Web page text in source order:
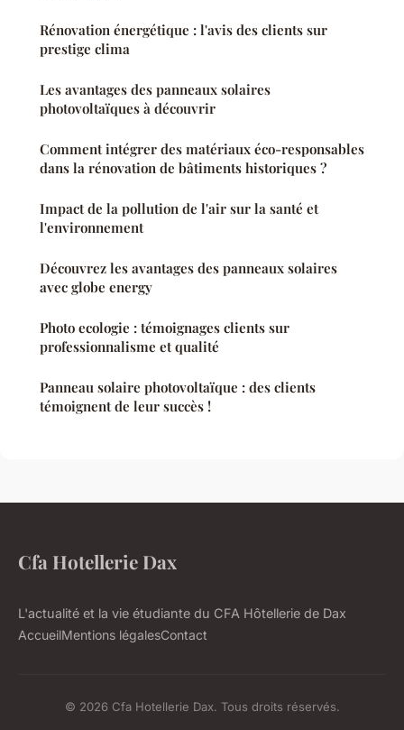
Rénovation énergétique : l'avis des clients sur
prestige clima
Les avantages des panneaux solaires
photovoltaïques à découvrir
Comment intégrer des matériaux éco-responsables
dans la rénovation de bâtiments historiques ?
Impact de la pollution de l'air sur la santé et
l'environnement
Découvrez les avantages des panneaux solaires
avec globe energy
Photo ecologie : témoignages clients sur
professionnalisme et qualité
Panneau solaire photovoltaïque : des clients
témoignent de leur succès !
Cfa Hotellerie Dax
L'actualité et la vie étudiante du CFA Hôtellerie de Dax
AccueilMentions légalesContact
© 2026 Cfa Hotellerie Dax. Tous droits réservés.